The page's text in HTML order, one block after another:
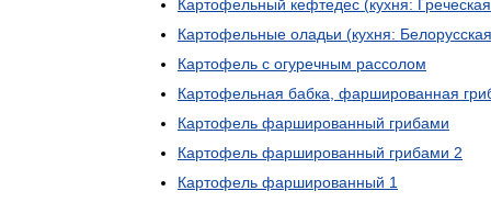
Картофельный кефтедес (кухня: Греческая
Картофельные оладьи (кухня: Белорусская
Картофель с огуречным рассолом
Картофельная бабка фаршированная
Картофель фаршированный грибами
Картофель фаршированный грибами 2
Картофель фаршированный 1